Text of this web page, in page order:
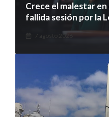
Crece el malestar
fallida sesión por la
7 agosto 2026